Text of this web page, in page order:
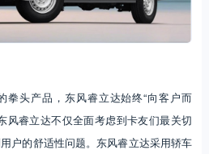
拳头产品，东风睿立达始终“向客户而
风睿立达不仅全面考虑到卡友们最关切
户的舒适性问题。东风睿立达采用轿车